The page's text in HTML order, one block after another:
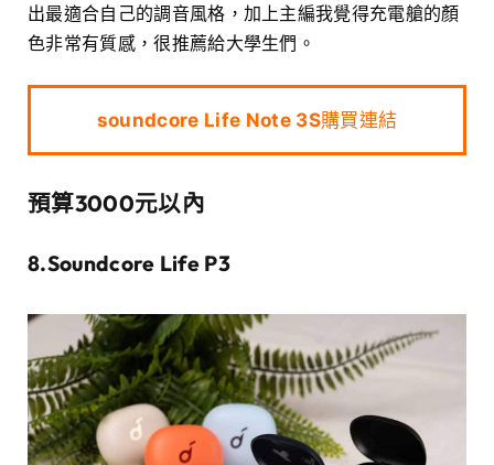
出最適合自己的調音風格，加上主編我覺得充電艙的顏
色非常有質感，很推薦給大學生們。
soundcore Life Note 3S購買連結
預算3000元以內
8.Soundcore Life P3